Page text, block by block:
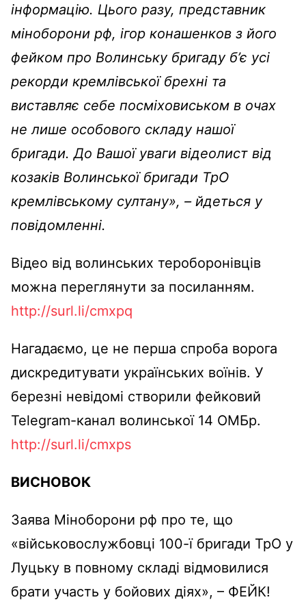
інформацію. Цього разу, представник
міноборони рф, ігор конашенков з його
фейком про Волинську бригаду б’є усі
рекорди кремлівської брехні та
виставляє себе посміховиськом в очах
не лише особового складу нашої
бригади. До Вашої уваги відеолист від
козаків Волинської бригади ТрО
кремлівському султану», – йдеться у
повідомленні.
Відео від волинських тероборонівців
можна переглянути за посиланням.
http://surl.li/cmxpq
Нагадаємо, це не перша спроба ворога
дискредитувати українських воїнів. У
березні невідомі створили фейковий
Telegram-канал волинської 14 ОМБр.
http://surl.li/cmxps
ВИСНОВОК
Заява Міноборони рф про те, що
«військовослужбовці 100-ї бригади ТрО у
Луцьку в повному складі відмовилися
брати участь у бойових діях», – ФЕЙК!